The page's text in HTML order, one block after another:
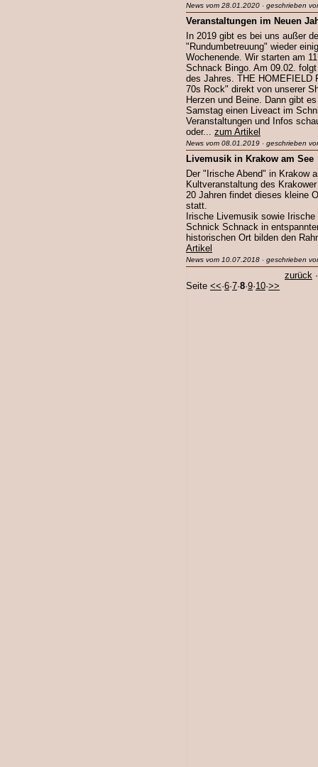
News vom 28.01.2020 · geschrieben
Veranstaltungen im Neuen
In 2019 gibt es bei uns außer
"Rundumbetreuung" wieder
Wochenende. Wir starten am
Schnack Bingo. Am 09.02.
des Jahres. THE HOMEFIELD
70s Rock" direkt von unserer
Herzen und Beine. Dann gibt
Samstag einen Liveact im
Veranstaltungen und Infos
oder... zum Artikel
News vom 08.01.2019 · geschrieben
Livemusik in Krakow am See
Der "Irische Abend" in Krakow
Kultveranstaltung des
20 Jahren findet dieses kleine
statt.
Irische Livemusik sowie
Schnick Schnack in
historischen Ort bilden den
Artikel
News vom 10.07.2018 · geschrieben
zurück
Seite <<·6·7·8·9·10·>>